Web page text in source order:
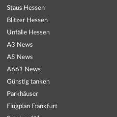
Staus Hessen
Blitzer Hessen
Unfälle Hessen
A3 News
A5 News
A661 News
Günstig tanken
Parkhäuser
Flugplan Frankfurt